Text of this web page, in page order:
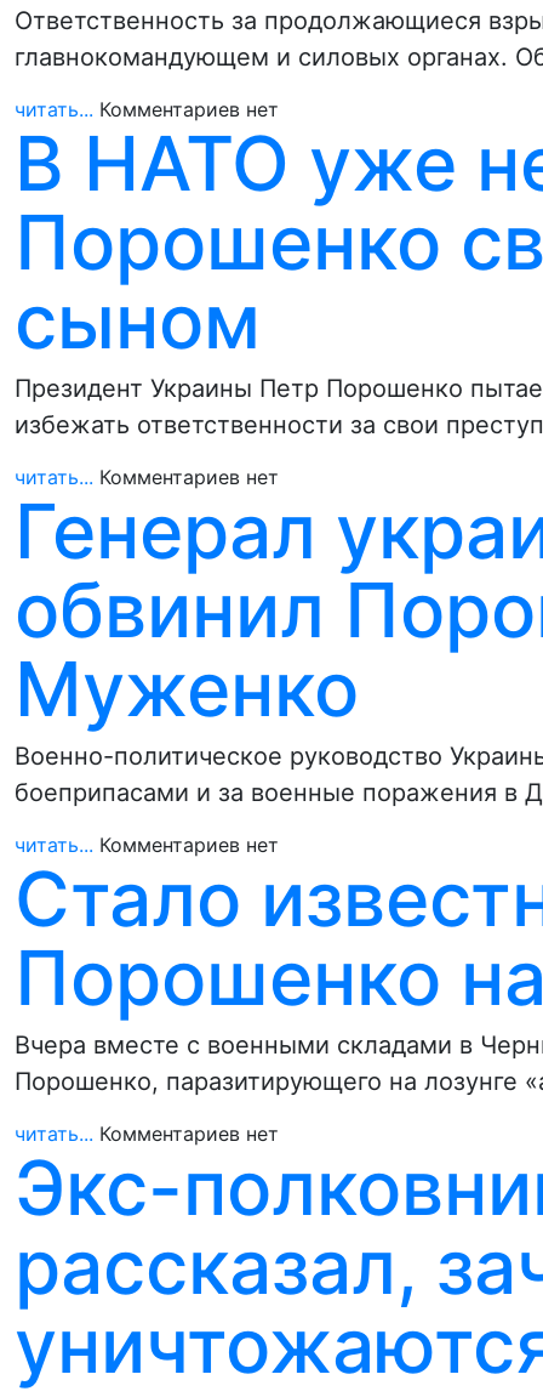
Ответственность за продолжающиеся
главнокомандующем и силовых органах.
читать... Комментариев нет
В НАТО уже
Порошенко
сыном
Президент Украины Петр Порошенко
избежать ответственности за свои
читать... Комментариев нет
Генерал
обвинил
Муженко
Военно-политическое руководство
боеприпасами и за военные поражения в
читать... Комментариев нет
Стало
Порошенко
Вчера вместе с военными складами в
Порошенко, паразитирующего на лозунге
читать... Комментариев нет
Экс-
рассказал,